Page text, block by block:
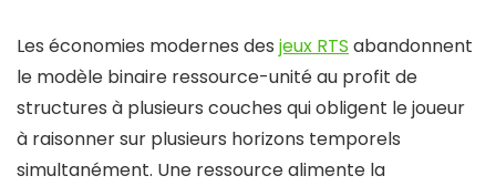
Les économies modernes des jeux RTS abandonnent
le modèle binaire ressource-unité au profit de
structures à plusieurs couches qui obligent le joueur
à raisonner sur plusieurs horizons temporels
simultanément. Une ressource alimente la